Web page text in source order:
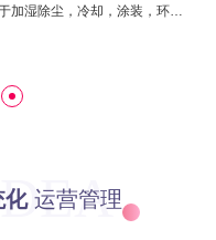
加湿除尘，冷却，涂装，环
、用户至上、质量为本的经营
化运营管理